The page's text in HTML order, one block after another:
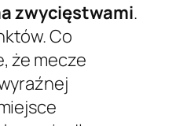
zwycięstwami.
Co
że mecze